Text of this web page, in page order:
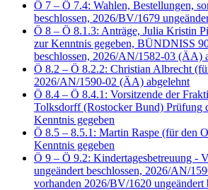
Ö 7 – Ö 7.4: Wahlen, Bestellungen,
beschlossen, 2026/BV/1679
Ö 8 – Ö 8.1.3: Anträge, Julia Kristin
zur Kenntnis gegeben, BÜNDNISS
beschlossen, 2026/AN/1582-03 (ÄA)
Ö 8.2 – Ö 8.2.2: Christian Albrecht
2026/AN/1590-02 (ÄA) abgelehnt
Ö 8.4 – Ö 8.4.1: Vorsitzende der
Tolksdorff (Rostocker Bund) Prüfung
Kenntnis gegeben
Ö 8.5 – 8.5.1: Martin Raspe (für den
Kenntnis gegeben
Ö 9 – Ö 9.2: Kindertagesbetreuung -
ungeändert beschlossen, 2026/AN/
vorhanden 2026/BV/1620 ungeändert